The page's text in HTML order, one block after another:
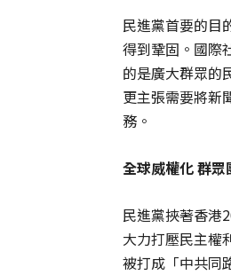
民進黨首要的目
得到鞏固。國際
的是廣大群眾的
更主張需要將新
務。
全球威權化群眾
民進黨挾著香港
大力打壓民主權
被打成「中共同